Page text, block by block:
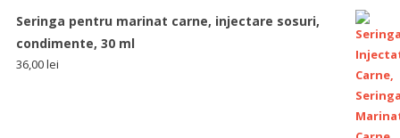
Seringa pentru marinat carne, injectare sosuri,
condimente, 30 ml
36,00lei